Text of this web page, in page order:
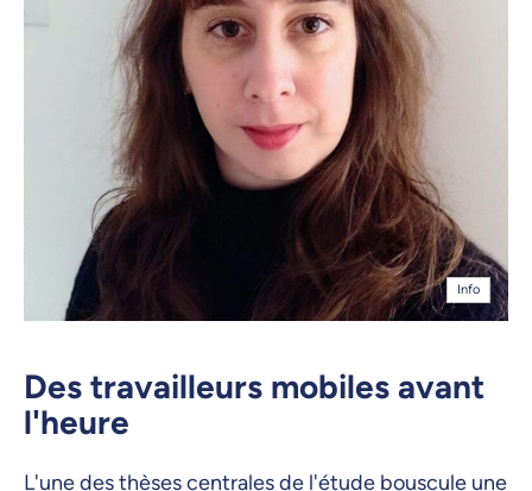
Info
Des travailleurs mobiles avant
l'heure
L'une des thèses centrales de l'étude bouscule une